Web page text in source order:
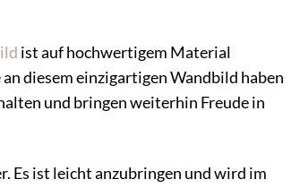
ist auf hochwertigem Material
diesem einzigartigen Wandbild haben
und bringen weiterhin Freude in
Es ist leicht anzubringen und wird im